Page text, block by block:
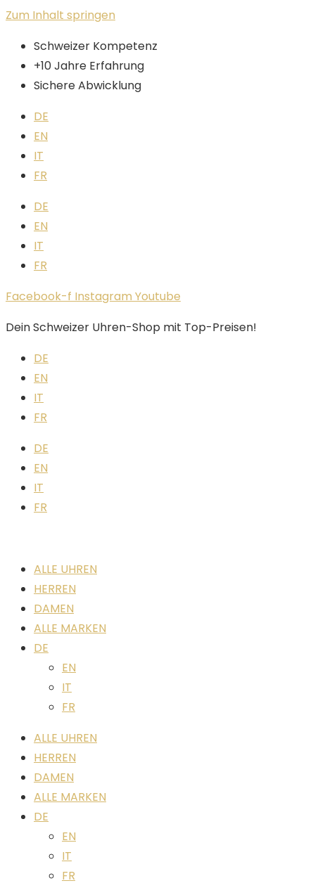
Zum Inhalt springen
Schweizer Kompetenz
+10 Jahre Erfahrung
Sichere Abwicklung
DE
EN
IT
FR
DE
EN
IT
FR
Facebook-f Instagram Youtube
Dein Schweizer Uhren-Shop mit Top-Preisen!
DE
EN
IT
FR
DE
EN
IT
FR
ALLE UHREN
HERREN
DAMEN
ALLE MARKEN
DE
EN
IT
FR
ALLE UHREN
HERREN
DAMEN
ALLE MARKEN
DE
EN
IT
FR